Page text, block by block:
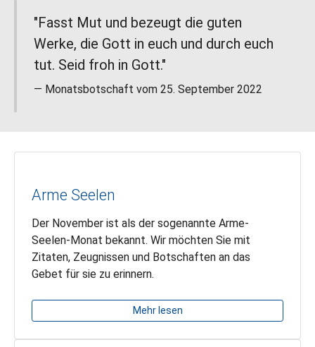
"Fasst Mut und bezeugt die guten
Werke, die Gott in euch und durch euch
tut. Seid froh in Gott."
Monatsbotschaft vom 25. September 2022
Arme Seelen
Der November ist als der sogenannte Arme-
Seelen-Monat bekannt. Wir möchten Sie mit
Zitaten, Zeugnissen und Botschaften an das
Gebet für sie zu erinnern.
Mehr lesen